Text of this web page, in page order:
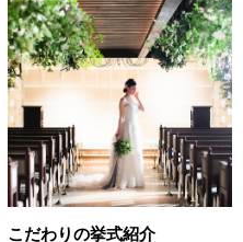
こだわりの挙式紹介